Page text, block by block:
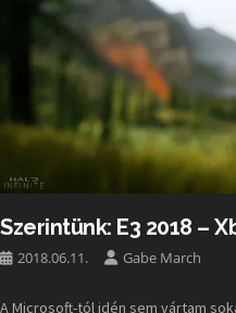
Szerintünk: E3 2018 –
2018.06.11. Gabe March
A Microsoft-tól idén sem vártam